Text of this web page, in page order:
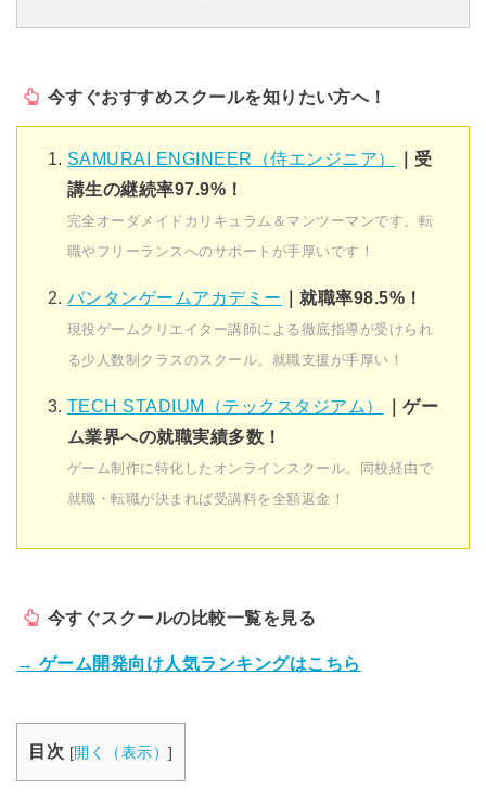
今すぐおすすめスクールを知りたい方へ！
SAMURAI ENGINEER（侍エンジニア）
｜受
講生の継続率97.9%！
完全オーダメイドカリキュラム＆マンツーマンです。転
職やフリーランスへのサポートが手厚いです！
バンタンゲームアカデミー ｜就職率98.5%！
現役ゲームクリエイター講師による徹底指導が受けられ
る少人数制クラスのスクール。就職支援が手厚い！
TECH STADIUM（テックスタジアム）
｜ゲー
ム業界への就職実績多数！
ゲーム制作に特化したオンラインスクール。同校経由で
就職・転職が決まれば受講料を全額返金！
今すぐスクールの比較一覧を見る
→ ゲーム開発向け人気ランキングはこちら
目次 [開く（表示）]